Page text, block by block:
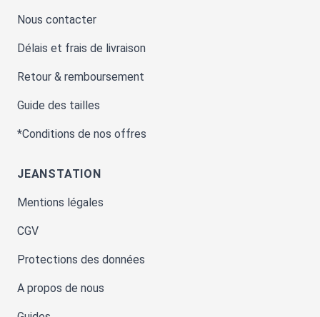
Nous contacter
Délais et frais de livraison
Retour & remboursement
Guide des tailles
*Conditions de nos offres
JEANSTATION
Mentions légales
CGV
Protections des données
A propos de nous